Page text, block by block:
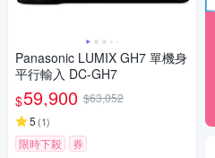
Panasonic LUMIX GH7 單機身
平行輸入 DC-GH7
$59,900 $63,052
5 (1)
限時下殺 券